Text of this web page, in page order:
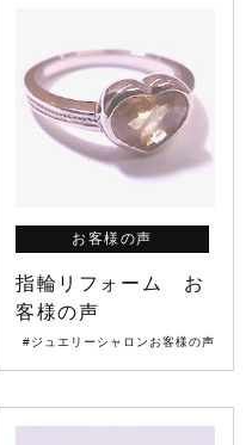
お客様の声
指輪リフォーム お
客様の声
#ジュエリーシャロンお客様の声